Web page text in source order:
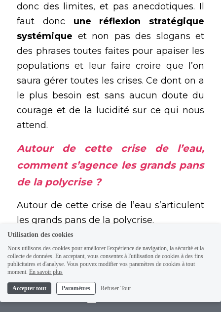
donc des limites, et pas anecdotiques. Il
faut donc une réflexion stratégique
systémique et non pas des slogans et
des phrases toutes faites pour apaiser les
populations et leur faire croire que l’on
saura gérer toutes les crises. Ce dont on a
le plus besoin est sans aucun doute du
courage et de la lucidité sur ce qui nous
attend.
Autour de cette crise de l’eau,
comment s’agence les grands pans
de la polycrise ?
Autour de cette crise de l’eau s’articulent
les grands pans de la polycrise.
l’agriculture, le social.La vapeur d’eau est
le premier gaz à effet de serre : elle rend
la Terre habitable, mais joue un rôle très
particulier en amplifiant l’impact du CO₂.
Utilisation des cookies
Nous utilisons des cookies pour améliorer l'expérience de navigation, la sécurité et la
collecte de données. En acceptant, vous consentez à l'utilisation de cookies à des fins
publicitaires et d'analyse. Vous pouvez modifier vos paramètres de cookies à tout
moment. En savoir plus
Accepter tout Paramètres Refuser Tout